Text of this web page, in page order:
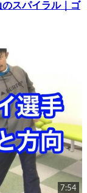
スパイラル｜ゴ
7:54